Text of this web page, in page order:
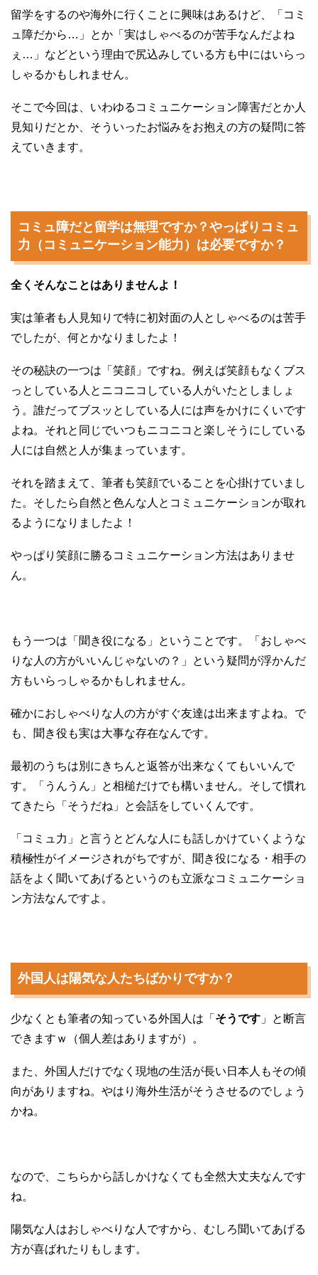
留学をするのや海外に行くことに興味はあるけど、「コミ
ュ障だから…」とか「実はしゃべるのが苦手なんだよね
ぇ…」などという理由で尻込みしている方も中にはいらっ
しゃるかもしれません。
そこで今回は、いわゆるコミュニケーション障害だとか人
見知りだとか、そういったお悩みをお抱えの方の疑問に答
えていきます。
コミュ障だと留学は無理ですか？やっぱりコミュ
力（コミュニケーション能力）は必要ですか？
全くそんなことはありませんよ！
実は筆者も人見知りで特に初対面の人としゃべるのは苦手
でしたが、何とかなりましたよ！
その秘訣の一つは「笑顔」ですね。例えば笑顔もなくブス
っとしている人とニコニコしている人がいたとしましょ
う。誰だってブスッとしている人には声をかけにくいです
よね。それと同じでいつもニコニコと楽しそうにしている
人には自然と人が集まっています。
それを踏まえて、筆者も笑顔でいることを心掛けていまし
た。そしたら自然と色んな人とコミュニケーションが取れ
るようになりましたよ！
やっぱり笑顔に勝るコミュニケーション方法はありませ
ん。
もう一つは「聞き役になる」ということです。「おしゃべ
りな人の方がいいんじゃないの？」という疑問が浮かんだ
方もいらっしゃるかもしれません。
確かにおしゃべりな人の方がすぐ友達は出来ますよね。で
も、聞き役も実は大事な存在なんです。
最初のうちは別にきちんと返答が出来なくてもいいんで
す。「うんうん」と相槌だけでも構いません。そして慣れ
てきたら「そうだね」と会話をしていくんです。
「コミュ力」と言うとどんな人にも話しかけていくような
積極性がイメージされがちですが、聞き役になる・相手の
話をよく聞いてあげるというのも立派なコミュニケーショ
ン方法なんですよ。
外国人は陽気な人たちばかりですか？
少なくとも筆者の知っている外国人は「 そうです 」と断言
できますｗ（個人差はありますが）。
また、外国人だけでなく現地の生活が長い日本人もその傾
向がありますね。やはり海外生活がそうさせるのでしょう
かね。
なので、こちらから話しかけなくても全然大丈夫なんです
ね。
陽気な人はおしゃべりな人ですから、むしろ聞いてあげる
方が喜ばれたりもします。